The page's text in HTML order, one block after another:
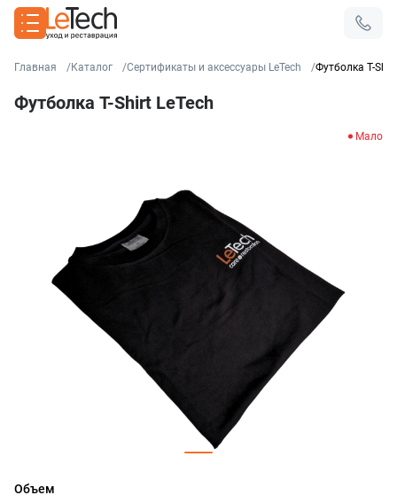
Главная Каталог Сертификаты и аксессуары LeTech Футболка T-
Футболка T-Shirt LeTech
Мало
Объем